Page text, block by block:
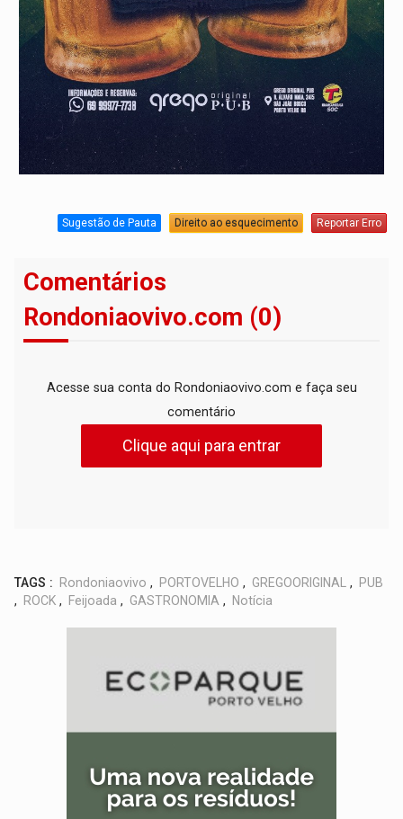
Sugestão de Pauta Direito ao esquecimento Reportar Erro
Comentários
Rondoniaovivo.com (0)
Acesse sua conta do Rondoniaovivo.com e faça seu
comentário
Clique aqui para entrar
TAGS : Rondoniaovivo , PORTOVELHO , GREGOORIGINAL ,
PUB
,
ROCK , Feijoada , GASTRONOMIA , Notícia